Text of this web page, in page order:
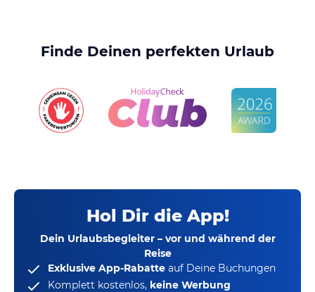
Finde Deinen perfekten Urlaub
Hol Dir die App!
Dein Urlaubsbegleiter – vor und während der
Reise
Exklusive App-Rabatte auf Deine Buchungen
Komplett kostenlos, keine Werbung